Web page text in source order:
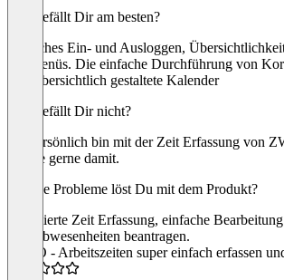
Was gefällt Dir am besten?
Einfaches Ein- und Ausloggen,
der Menüs. Die einfache Durchführung von
sehr übersichtlich gestaltete Kalender
Was gefällt Dir nicht?
Ich persönlich bin mit der Zeit Erfassung von
arbeite gerne damit.
Welche Probleme löst Du mit dem Produkt?
Optimierte Zeit Erfassung, einfache
und Abwesenheiten beantragen.
“ZWO - Arbeitszeiten super einfach erfassen